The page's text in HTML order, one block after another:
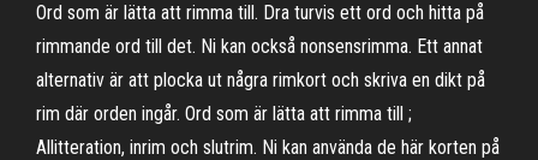
Ord som är lätta att rimma till. Dra turvis ett ord och hitta på
rimmande ord till det. Ni kan också nonsensrimma. Ett annat
alternativ är att plocka ut några rimkort och skriva en dikt på
rim där orden ingår. Ord som är lätta att rimma till ;
Allitteration, inrim och slutrim. Ni kan använda de här korten på